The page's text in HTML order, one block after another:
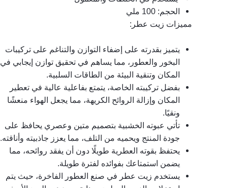
الحجم: 100 ملي
مميزات زيت عطر:
المكان وتنقية البيئة من الطاقات السلبية.
ونقيًا.
جودة المنتج ويحميه من التلف، مما يعزز جاذبيته وأناقته.
يضمن استمتاعك بفوائده لفترة طويلة.